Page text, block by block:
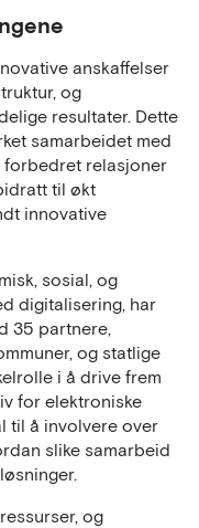
anskaffelser
og
resultater. Dette
samarbeidet med
forbedret relasjoner
til økt
innovative
sosial, og
digitalisering, har
35 partnere,
og statlige
i å drive frem
for elektroniske
til å involvere over
slike samarbeid
og